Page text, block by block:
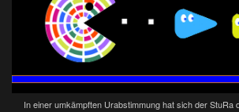
In einer umkämpften Urabstimmung hat sich der StuRa